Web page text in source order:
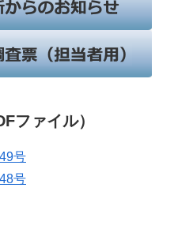
ファイル）
号
号